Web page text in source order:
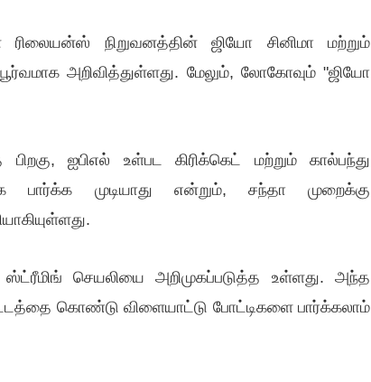
ரிலையன்ஸ் நிறுவனத்தின் ஜியோ சினிமா மற்றும்
அறிவித்துள்ளது. மேலும், லோகோவும் "ஜியோ
ஐபிஎல் உள்பட கிரிக்கெட் மற்றும் கால்பந்து
பார்க்க முடியாது என்றும், சந்தா முறைக்கு
செயலியை அறிமுகப்படுத்த உள்ளது. அந்த
கொண்டு விளையாட்டு போட்டிகளை பார்க்கலாம்